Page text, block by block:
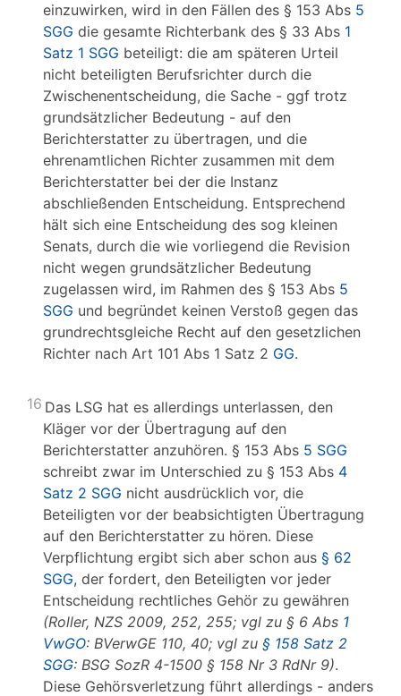
einzuwirken, wird in den Fällen des § 153 Abs 5
SGG die gesamte Richterbank des § 33 Abs 1
Satz 1 SGG beteiligt: die am späteren Urteil
nicht beteiligten Berufsrichter durch die
Zwischenentscheidung, die Sache - ggf trotz
grundsätzlicher Bedeutung - auf den
Berichterstatter zu übertragen, und die
ehrenamtlichen Richter zusammen mit dem
Berichterstatter bei der die Instanz
abschließenden Entscheidung. Entsprechend
hält sich eine Entscheidung des sog kleinen
Senats, durch die wie vorliegend die Revision
nicht wegen grundsätzlicher Bedeutung
zugelassen wird, im Rahmen des § 153 Abs 5
SGG und begründet keinen Verstoß gegen das
grundrechtsgleiche Recht auf den gesetzlichen
Richter nach Art 101 Abs 1 Satz 2 GG.
16 Das LSG hat es allerdings unterlassen, den
Kläger vor der Übertragung auf den
Berichterstatter anzuhören. § 153 Abs 5 SGG
schreibt zwar im Unterschied zu § 153 Abs 4
Satz 2 SGG nicht ausdrücklich vor, die
Beteiligten vor der beabsichtigten Übertragung
auf den Berichterstatter zu hören. Diese
Verpflichtung ergibt sich aber schon aus § 62
SGG, der fordert, den Beteiligten vor jeder
Entscheidung rechtliches Gehör zu gewähren
(Roller, NZS 2009, 252, 255; vgl zu § 6 Abs 1
VwGO: BVerwGE 110, 40; vgl zu § 158 Satz 2
SGG: BSG SozR 4-1500 § 158 Nr 3 RdNr 9).
Diese Gehörsverletzung führt allerdings - anders